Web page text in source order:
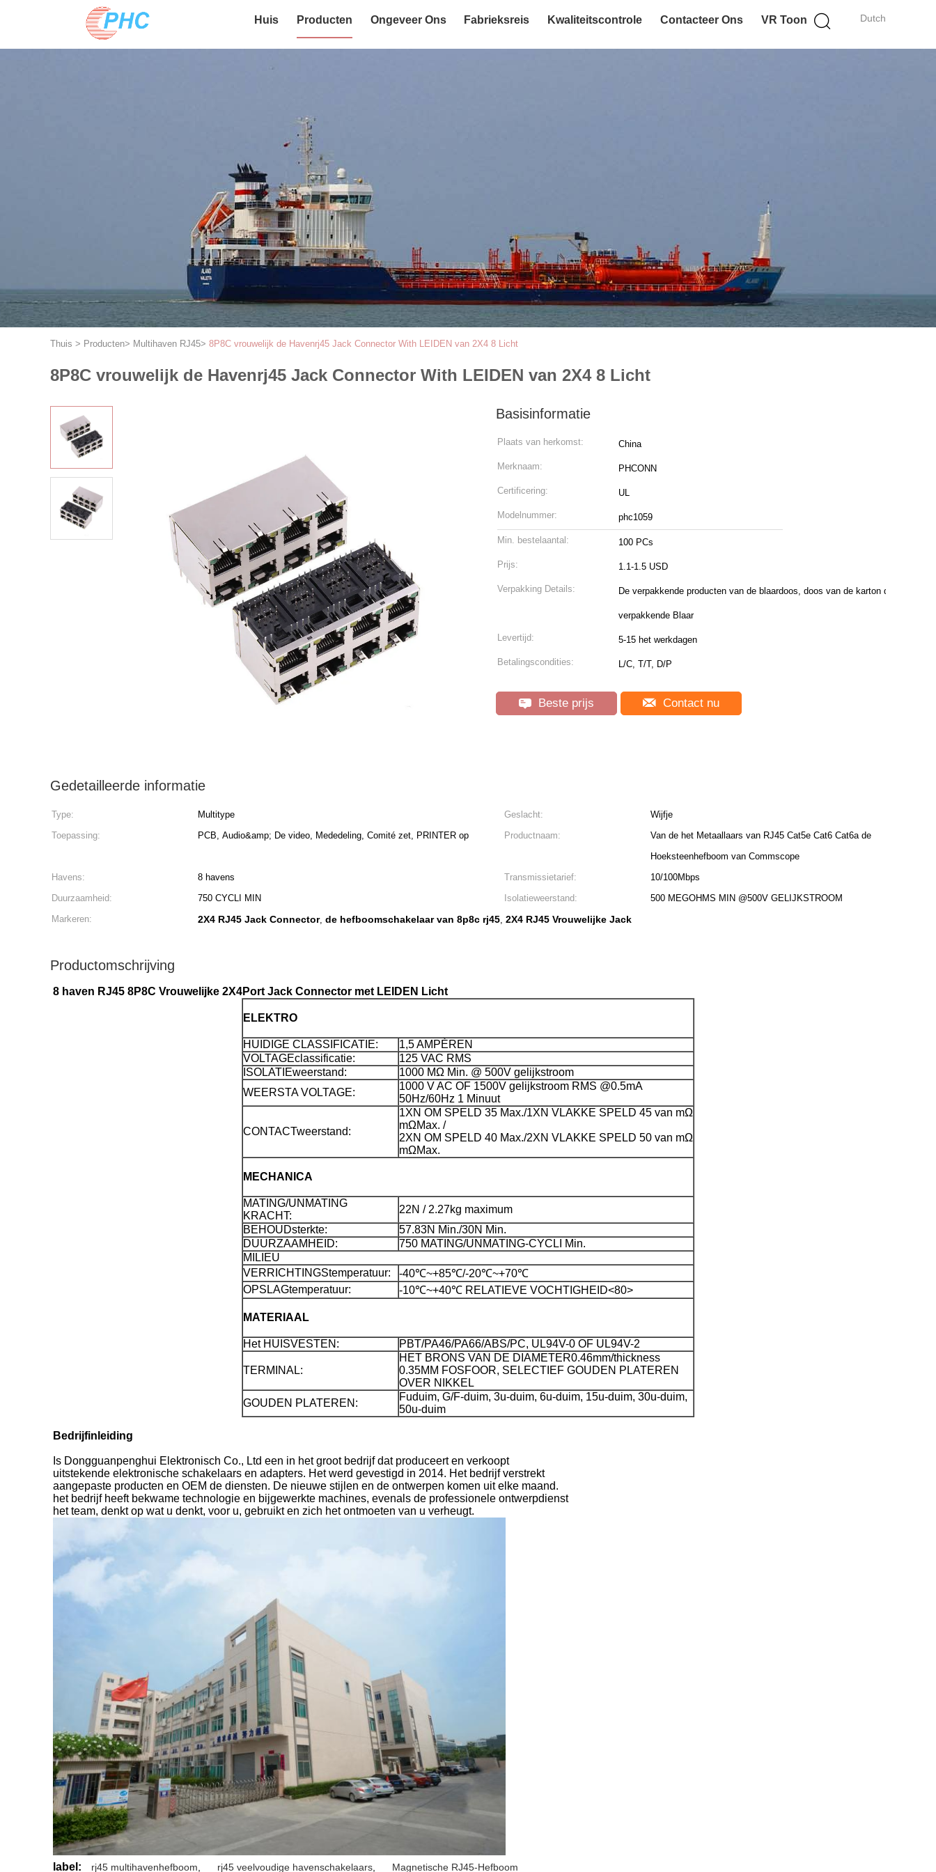
Dutch
Huis Producten Ongeveer Ons Fabrieksreis Kwaliteitscontrole Contacteer Ons VR Toon
Thuis > Producten> Multihaven RJ45> 8P8C vrouwelijk de Havenrj45 Jack Connector With LEIDEN van 2X4 8 Licht
8P8C vrouwelijk de Havenrj45 Jack Connector With LEIDEN van 2X4 8 Licht
Basisinformatie
Plaats van herkomst: China
Merknaam: PHCONN
Certificering: UL
Modelnummer: phc1059
Min. bestelaantal: 100 PCs
Prijs: 1.1-1.5 USD
Verpakking Details: De verpakkende producten van de blaardoos, doos van de karton de
verpakkende Blaar
Levertijd: 5-15 het werkdagen
Betalingscondities: L/C, T/T, D/P
Beste prijs Contact nu
Gedetailleerde informatie
Type: Multitype Geslacht:
Wijfje
Toepassing:
PCB, Audio&amp; De video, Mededeling, Comité zet, PRINTER op Productnaam:
Van de het Metaallaars van RJ45 Cat5e Cat6 Cat6a de
Hoeksteenhefboom van Commscope
Havens:
8 havens Transmissietarief:
10/100Mbps
Duurzaamheid:
750 CYCLI MIN Isolatieweerstand:
500 MEGOHMS MIN @500V GELIJKSTROOM
Markeren:
2X4 RJ45 Jack Connector, de hefboomschakelaar van 8p8c rj45, 2X4 RJ45 Vrouwelijke Jack
Productomschrijving
8 haven RJ45 8P8C Vrouwelijke 2X4Port Jack Connector met LEIDEN Licht
ELEKTRO
HUIDIGE CLASSIFICATIE:
1,5 AMPÈREN
VOLTAGEclassificatie:
125 VAC RMS
ISOLATIEweerstand:
1000 MΩ Min. @ 500V gelijkstroom
WEERSTA VOLTAGE:
1000 V AC OF 1500V gelijkstroom RMS @0.5mA
50Hz/60Hz 1 Minuut
CONTACTweerstand:
1XN OM SPELD 35 Max./1XN VLAKKE SPELD 45 van mΩ
mΩMax. /
2XN OM SPELD 40 Max./2XN VLAKKE SPELD 50 van mΩ
mΩMax.
MECHANICA
MATING/UNMATING
KRACHT:
22N / 2.27kg maximum
BEHOUDsterkte:
57.83N Min./30N Min.
DUURZAAMHEID:
750 MATING/UNMATING-CYCLI Min.
MILIEU
VERRICHTINGStemperatuur:
-40℃~+85℃/-20℃~+70℃
OPSLAGtemperatuur:
-10℃~+40℃ RELATIEVE VOCHTIGHEID<80>
MATERIAAL
Het HUISVESTEN: PBT/PA46/PA66/ABS/PC, UL94V-0 OF UL94V-2
TERMINAL:
HET BRONS VAN DE DIAMETER0.46mm/thickness
0.35MM FOSFOOR, SELECTIEF GOUDEN PLATEREN
OVER NIKKEL
GOUDEN PLATEREN:
Fuduim, G/F-duim, 3u-duim, 6u-duim, 15u-duim, 30u-duim,
50u-duim
Bedrijfinleiding
Is Dongguanpenghui Elektronisch Co., Ltd een in het groot bedrijf dat produceert en verkoopt
uitstekende elektronische schakelaars en adapters. Het werd gevestigd in 2014. Het bedrijf verstrekt
aangepaste producten en OEM de diensten. De nieuwe stijlen en de ontwerpen komen uit elke maand.
het bedrijf heeft bekwame technologie en bijgewerkte machines, evenals de professionele ontwerpdienst
het team, denkt op wat u denkt, voor u, gebruikt en zich het ontmoeten van u verheugt.
label: rj45 multihavenhefboom rj45 veelvoudige havenschakelaars Magnetische RJ45-Hefboom